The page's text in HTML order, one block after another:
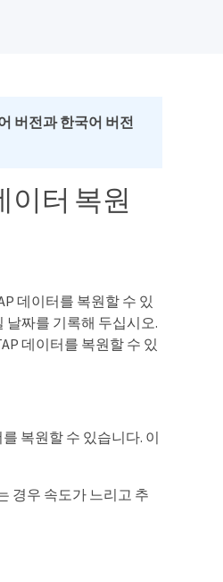
버전과 한국어 버전
이터 복원
데이터를 복원할 수 있
날짜를 기록해 두십시오.
데이터를 복원할 수 있
복원할 수 있습니다. 이
경우 속도가 느리고 추